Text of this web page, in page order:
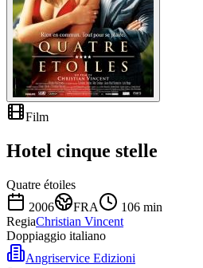
Film
Hotel cinque stelle
Quatre étoiles
2006
FRA 106 min
RegiaChristian Vincent
Doppiaggio italiano
Angriservice Edizioni